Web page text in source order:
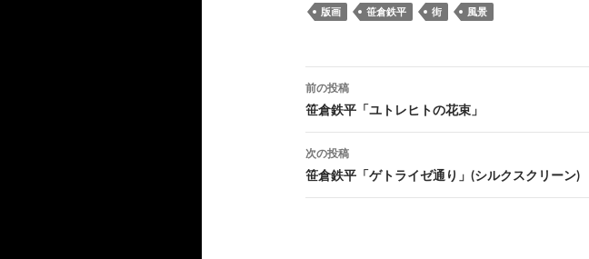
版画 笹倉鉄平 街 風景
投
稿
ナ
ビ
ゲ
前の投稿
笹倉鉄平「ユトレヒトの花束」
次の投稿
笹倉鉄平「ゲトライゼ通り」(シルクスクリーン)